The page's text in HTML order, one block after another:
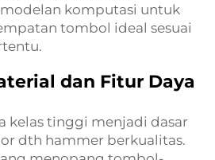
komputasi untuk
tombol ideal sesuai
dan Fitur Daya
kelas tinggi menjadi dasar
dth hammer berkualitas.